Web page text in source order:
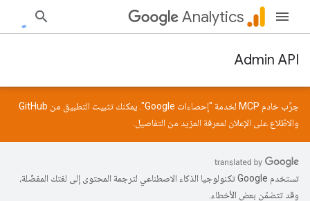
Analytics
Admin API
جرِّب خادم MCP لخدمة "إحصاءات Google". يمكنك تثبيت التطبيق من
GitHub
والاطّلاع على الإعلان لمعرفة المزيد من التفاصيل.
تستخدم Google تكنولوجيا الذكاء الاصطناعي لترجمة المحتوى إلى لغتك المفضّلة،
وقد تتضمّن بعض الأخطاء.